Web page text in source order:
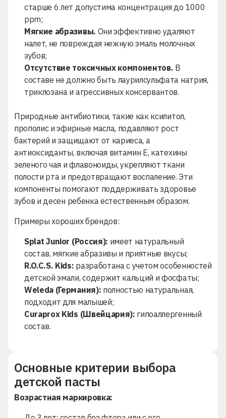
старше 6 лет допустима концентрация до 1000
ppm;
Мягкие абразивы. Они эффективно удаляют
налет, не повреждая нежную эмаль молочных
зубов;
Отсутствие токсичных компонентов. В
составе не должно быть лаурилсульфата натрия,
триклозана и агрессивных консервантов.
Природные антибиотики, такие как ксилитол,
прополис и эфирные масла, подавляют рост
бактерий и защищают от кариеса, а
антиоксиданты, включая витамин Е, катехины
зеленого чая и флавоноиды, укрепляют ткани
полости рта и предотвращают воспаление. Эти
компоненты помогают поддерживать здоровье
зубов и десен ребенка естественным образом.
Примеры хороших брендов:
Splat Junior (Россия): имеет натуральный
состав, мягкие абразивы и приятные вкусы;
R.O.C.S. Kids: разработана с учетом особенностей
детской эмали, содержит кальций и фосфаты;
Weleda (Германия): полностью натуральная,
подходит для малышей;
Curaprox Kids (Швейцария): гипоаллергенный
состав.
Основные критерии выбора
детской пасты
Возрастная маркировка: